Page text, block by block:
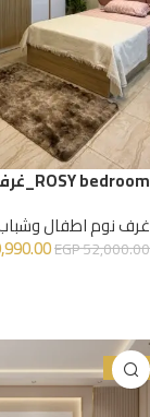
ROSY bedroom_غرفة نوم روزي
غرف نوم اطفال
EGP52,000.00
-28%